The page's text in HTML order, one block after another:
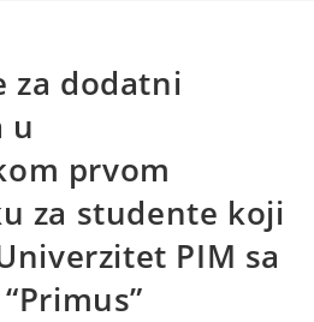
za dodatni
u
prvom
za studente koji
PIM sa